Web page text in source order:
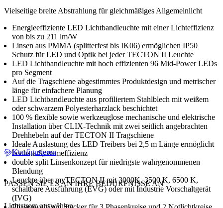
Vielseitige breite Abstrahlung für gleichmäßiges Allgemeinlicht
Energieeffiziente LED Lichtbandleuchte mit einer Lichteffizienz
von bis zu 211 lm/W
Linsen aus PMMA (splitterfest bis IK06) ermöglichen IP50
Schutz für LED und Optik bei jeder TECTON II Leuchte
LED Lichtbandleuchte mit hoch effizienten 96 Mid-Power LEDs
pro Segment
Auf die Tragschiene abgestimmtes Produktdesign und metrischer
länge für einfachere Planung
LED Lichtbandleuchte aus profiliertem Stahlblech mit weißem
oder schwarzem Polyesterharzlack beschichtet
100 % flexible sowie werkzeuglose mechanische und elektrische
Installation über CLIX-Technik mit zwei seitlich angebrachten
Drehhebeln auf der TECTON II Tragschiene
Ideale Auslastung des LED Treibers bei 2,5 m Länge ermöglicht
höchste Systemeffizienz
double split Linsenkonzept für niedrigste wahrgenommenen
Blendung
Leuchte über myTECTON II mit 3000K, 3500 K, 6500 K,
schaltbare Ausführung (EVG) oder mit Industrie Vorschaltgerät
(IVG)
Konfigurieren
PASSEN SIE ES AN IHRE BEDÜRFNISSE AN
Lichtstrom auswählen